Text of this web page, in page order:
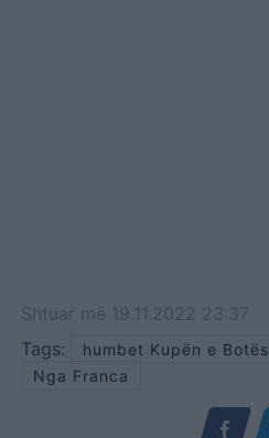
Shtuar më 19.11.2022 23:37
Tags:
humbet Kupën e Botës
Nga Franca